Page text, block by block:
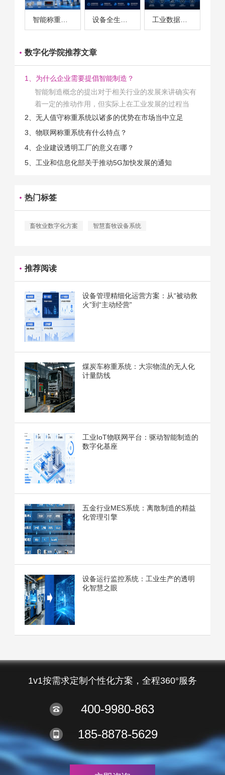
智能称重系统案例 设备全生命周期管理案例 工业数据采集与设备监控案例
数字化学院推荐文章
1、为什么企业需要提倡智能制造？
智能制造概念的提出对于相关行业的发展来讲确实有
着一定的推动作用，但实际上在工业发展的过程当
中，能够推动相关产业发展的具体结束是非常的多
的。那么为什么企业一定需要...
2、无人值守称重系统以诸多的优势在市场当中立足
3、物联网称重系统有什么特点？
4、企业建设透明工厂的意义在哪？
5、工业和信息化部关于推动5G加快发展的通知
热门标签
畜牧业数字化方案 智慧畜牧设备系统
推荐阅读
设备管理精细化运营方案：从“被动救
火”到“主动经营”
煤炭车称重系统：大宗物流的无人化
计量防线
工业IoT物联网平台：驱动智能制造的
数字化基座
五金行业MES系统：离散制造的精益
化管理引擎
设备运行监控系统：工业生产的透明
化智慧之眼
1v1按需求定制个性化方案，全程360°服务
400-9980-863
185-8878-5629